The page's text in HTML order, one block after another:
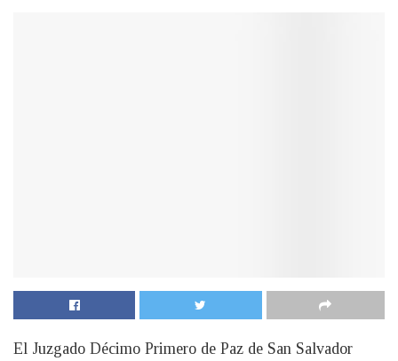
El Juzgado Décimo Primero de Paz de San Salvador